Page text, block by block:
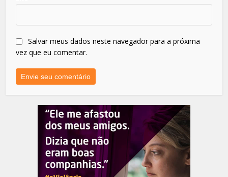
Salvar meus dados neste navegador para a próxima
vez que eu comentar.